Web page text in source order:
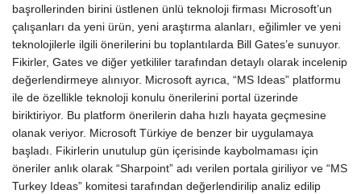
başrollerinden birini üstlenen ünlü teknoloji firması Microsoft’un
çalışanları da yeni ürün, yeni araştırma alanları, eğilimler ve yeni
teknolojilerle ilgili önerilerini bu toplantılarda Bill Gates’e sunuyor.
Fikirler, Gates ve diğer yetkililer tarafından detaylı olarak incelenip
değerlendirmeye alınıyor. Microsoft ayrıca, “MS Ideas” platformu
ile de özellikle teknoloji konulu önerilerini portal üzerinde
biriktiriyor. Bu platform önerilerin daha hızlı hayata geçmesine
olanak veriyor. Microsoft Türkiye de benzer bir uygulamaya
başladı. Fikirlerin unutulup gün içerisinde kaybolmaması için
öneriler anlık olarak “Sharpoint” adı verilen portala giriliyor ve “MS
Turkey Ideas” komitesi tarafından değerlendirilip analiz edilip